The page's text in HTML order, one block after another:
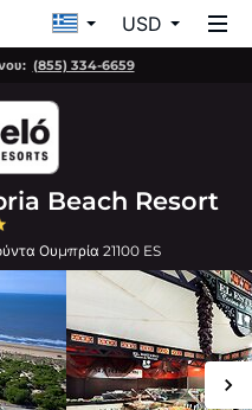
USD
(855) 334-6659
Beach Resort
Ουμπρία 21100 ES